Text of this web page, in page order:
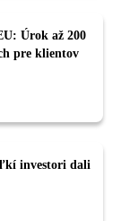
Úrok až 200
pre klientov
investori dali